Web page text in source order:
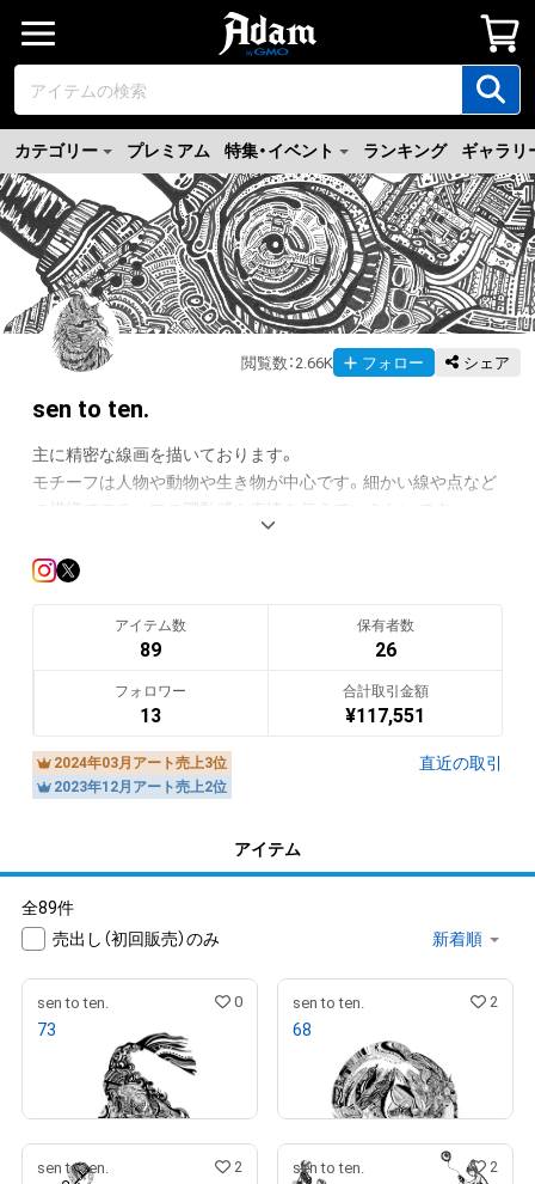
カテゴリー プレミアム 特集・イベント ランキング ギャラリ
閲覧数 ： 2.66K フォロー シェア
sen to ten.
主に精密な線画を描いております。
モチーフは人物や動物や生き物が中心です。細かい線や点など
の模様でモチーフの躍動感や表情を伝えていきたいです。
アイテム数
89
保有者数
26
フォロワー
13
合計取引金額
¥117,551
2024年03月アート売上3位
2023年12月アート売上2位
直近の取引
アイテム
全89件
売出し（初回販売）のみ
sen to ten. 0
73
売出し（初回販売）
sen to ten. 2
68
10,000
売出し（初回販売）
sen to ten. 2 sen to ten. 2